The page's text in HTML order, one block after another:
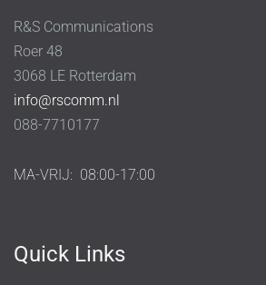
R&S Communications
Roer 48
3068 LE Rotterdam
info@rscomm.nl
088-7710177
MA-VRIJ: 08:00-17:00
Quick Links